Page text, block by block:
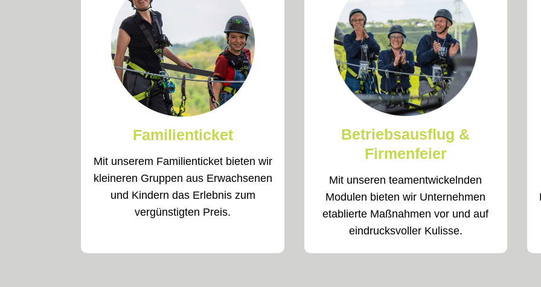
Familienticket
Mit unserem Familienticket bieten wir
kleineren Gruppen aus Erwachsenen
und Kindern das Erlebnis zum
vergünstigten Preis.
Betriebsausflug &
Firmenfeier
Mit unseren teamentwickelnden
Modulen bieten wir Unternehmen
etablierte Maßnahmen vor und auf
eindrucksvoller Kulisse.